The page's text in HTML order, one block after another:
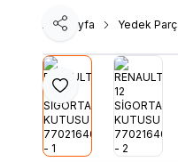
Ana Sayfa Yedek
Favoriye Ekle
Paylaş